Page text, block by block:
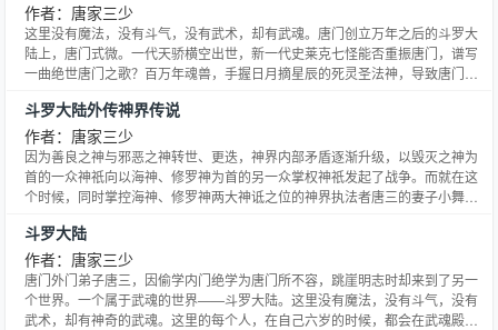
作者：唐家三少
这里没有魔法，没有斗气，没有武术，却有武魂。唐门创立万年之后的斗罗大
陆上，唐门式微。一代天骄横空出世，新一代史莱克七怪能否重振唐门，谱写
一曲绝世唐门之歌？百万年魂兽，手握日月摘星辰的死灵圣法神，导致唐门衰
门能否重现辉煌，一切尽在绝世唐门！
斗罗大陆外传神界传说
作者：唐家三少
因为善良之神与邪恶之神转世、更迭，神界内部矛盾逐渐升级，以毁灭之神为
首的一众神祇向以海神、修罗神为首的另一众掌权神祇发起了战争。而就在这
个时候，同时掌控海神、修罗神两大神诋之位的神界执法者唐三的妻子小舞却
危机即将到来，这危机又是什么呢？神界传说，是拙作斗罗大陆II绝世唐门之
后，一部承上启下的神界故事，在这里，大家会看到很多熟悉的身影。同时，
这一部神界传说，也是斗罗大陆III龙王传说的前传。
斗罗大陆
作者：唐家三少
唐门外门弟子唐三，因偷学内门绝学为唐门所不容，跳崖明志时却来到了另一
个世界。一个属于武魂的世界——斗罗大陆。这里没有魔法，没有斗气，没有
武术，却有神奇的武魂。这里的每个人，在自己六岁的时候，都会在武魂殿中